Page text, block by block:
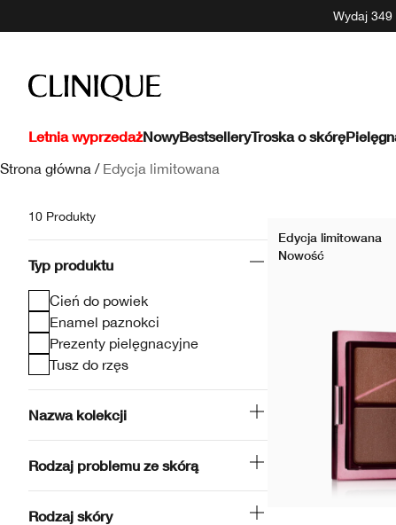
Wydaj 349
Letnia wyprzedażNowyBestselleryTroska o skórę
Strona główna / Edycja limitowana
10 Produkty
Typ produktu
Cień do powiek
Enamel paznokci
Prezenty pielęgnacyjne
Tusz do rzęs
Nazwa kolekcji
Rodzaj problemu ze skórą
Rodzaj skóry
Edycja limitowana
Nowość